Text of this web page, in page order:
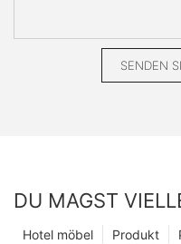
SENDEN
DU MAGST
Produkt
Hotel möbel